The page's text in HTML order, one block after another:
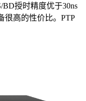
授时精度优于30ns
很高的性价比。PTP